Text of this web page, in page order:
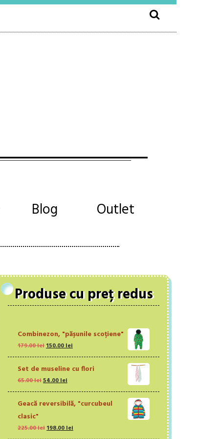
Blog Outlet
Produse cu preț redus
Combinezon, "pășunile scoțiene"
179.00leiPrețul
inițial
a
fost:
179.00 lei.
150.00leiPrețul
curent
este:
150.00 lei.
Set de museline cu flori
65.00leiPrețul
inițial
a
fost:
54.00leiPrețul
curent
este:
54.00 lei.
Geacă reversibilă, "curcubeul
clasic"
225.00leiPrețul
198.00leiPrețul